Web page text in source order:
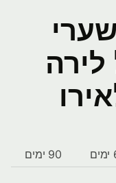
לירה
90 ימים